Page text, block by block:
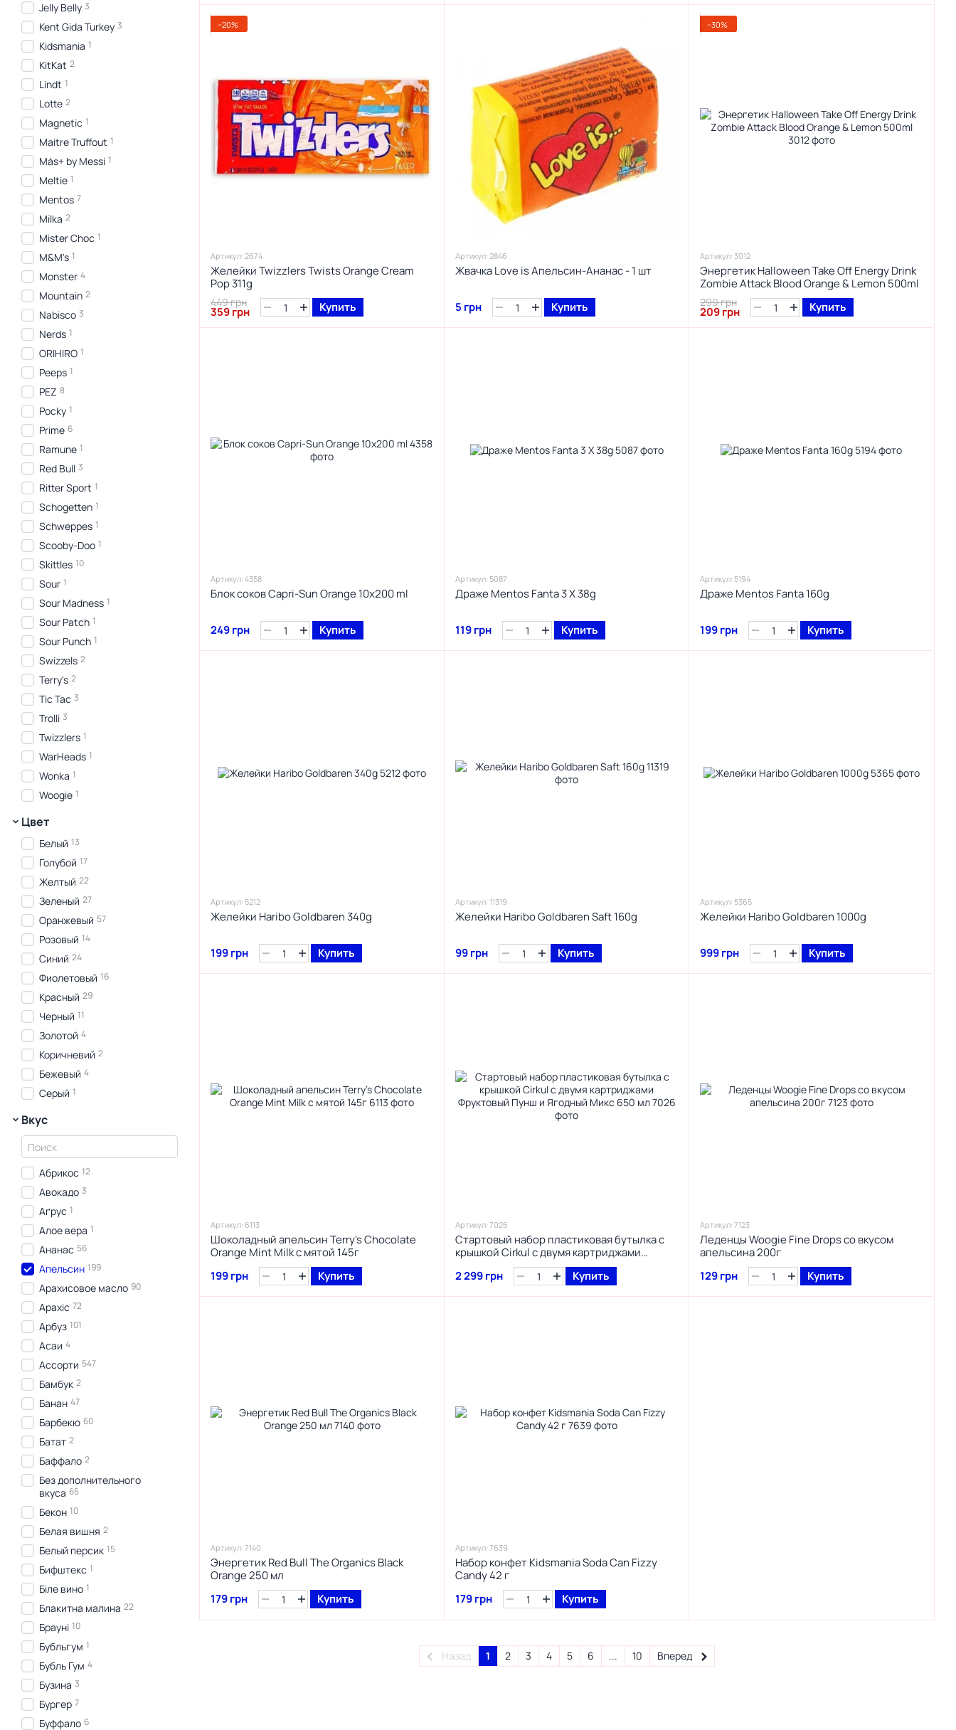
−20%
Артикул: 2674
Желейки Twizzlers Twists Orange Cream
Pop 311g
449 грн
359 грн Купить
Артикул: 2846
Жвачка Love is Апельсин-Ананас - 1 шт
5 грн Купить
−30%
Артикул: 3012
Энергетик Halloween Take Off Energy Drink
Zombie Attack Blood Orange & Lemon 500ml
299 грн
209 грн Купить
Артикул: 4358
Блок соков Capri-Sun Orange 10x200 ml
249 грн Купить
Артикул: 5087
Драже Mentos Fanta 3 X 38g
119 грн Купить
Артикул: 5194
Драже Mentos Fanta 160g
199 грн Купить
Артикул: 5212
Желейки Haribo Goldbaren 340g
199 грн Купить
Артикул: 11319
Желейки Haribo Goldbaren Saft 160g
99 грн Купить
Артикул: 5365
Желейки Haribo Goldbaren 1000g
999 грн Купить
Артикул: 6113
Шоколадный апельсин Terry's Chocolate
Orange Mint Milk с мятой 145г
199 грн
Купить
Артикул: 7026
Стартовый набор пластиковая бутылка с
крышкой Cirkul с двумя картриджами
Фруктовый Пунш и Ягодный Микс 650 мл
2 299 грн Купить
Артикул: 7123
Леденцы Woogie Fine Drops со вкусом
апельсина 200г
129 грн
Купить
Артикул: 7140
Энергетик Red Bull The Organics Black
Orange 250 мл
179 грн
Купить
Артикул: 7639
Набор конфет Kidsmania Soda Can Fizzy
Candy 42 г
179 грн
Купить
Назад 1 2 3 4 5 6 ... 10 Вперед
Jelly Belly 3
Kent Gida Turkey 3
Kidsmania 1
KitKat 2
Lindt 1
Lotte 2
Magnetic 1
Maitre Truffout 1
Más+ by Messi 1
Meltie 1
Mentos 7
Milka 2
Mister Choc 1
M&M's 1
Monster 4
Mountain 2
Nabisco 3
Nerds 1
ORIHIRO 1
Peeps 1
PEZ 8
Pocky 1
Prime 6
Ramune 1
Red Bull 3
Ritter Sport 1
Schogetten 1
Schweppes 1
Scooby-Doo 1
Skittles 10
Sour 1
Sour Madness 1
Sour Patch 1
Sour Punch 1
Swizzels 2
Terry's 2
Tic Tac 3
Trolli 3
Twizzlers 1
WarHeads 1
Wonka 1
Woogie 1
Цвет
Белый 13
Голубой 17
Желтый 22
Зеленый 27
Оранжевый 57
Розовый 14
Синий 24
Фиолетовый 16
Красный 29
Черный 11
Золотой 4
Коричневий 2
Бежевый 4
Серый 1
Вкус
Абрикос 12
Авокадо 3
Аґрус 1
Алое вера 1
Ананас 56
Апельсин 199
Арахисовое масло 90
Арахіс 72
Арбуз 101
Асаи 4
Ассорти 547
Бамбук 2
Банан 47
Барбекю 60
Батат 2
Баффало 2
Без дополнительного
вкуса 65
Бекон 10
Белая вишня 2
Белый персик 15
Бифштекс 1
Біле вино 1
Блакитна малина 22
Брауні 10
Бубльгум 1
Бубль Гум 4
Бузина 3
Бургер 7
Буффало 6